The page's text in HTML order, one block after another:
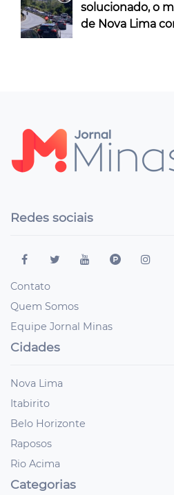
solucionado, o
de Nova Lima
Redes sociais
Contato
Quem Somos
Equipe Jornal Minas
Cidades
Nova Lima
Itabirito
Belo Horizonte
Raposos
Rio Acima
Categorias